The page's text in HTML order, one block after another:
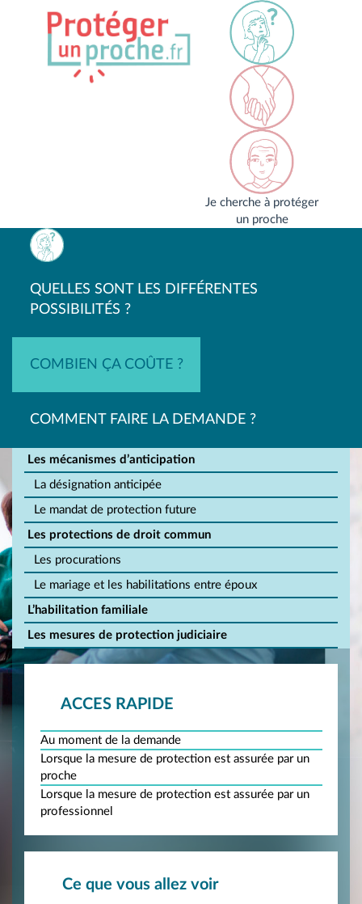
Je cherche à protéger
un proche
QUELLES SONT LES DIFFÉRENTES
POSSIBILITÉS ?
COMBIEN ÇA COÛTE ?
COMMENT FAIRE LA DEMANDE ?
Les mécanismes d’anticipation
La désignation anticipée
Le mandat de protection future
Les protections de droit commun
Les procurations
Le mariage et les habilitations entre époux
L’habilitation familiale
Les mesures de protection judiciaire
ACCES RAPIDE
Au moment de la demande
Lorsque la mesure de protection est assurée par un
proche
Lorsque la mesure de protection est assurée par un
professionnel
Ce que vous allez voir